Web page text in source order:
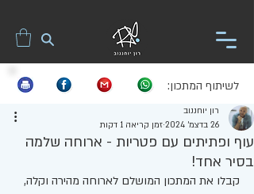
לשיתוף המתכון:
עוף ופתיתים עם פטריות - ארוחה שלמה
בסיר אחד!
רון יוחננוב
26 בדצמ׳ 2024
זמן קריאה 1 דקות
קבלו את המתכון המושלם לארוחה מהירה וקלה,